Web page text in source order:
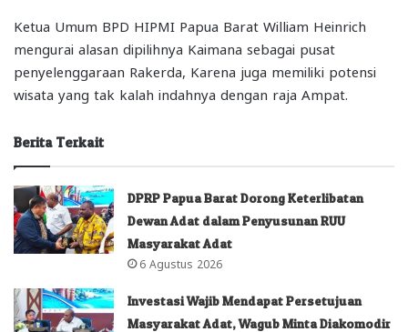
Ketua Umum BPD HIPMI Papua Barat William Heinrich
mengurai alasan dipilihnya Kaimana sebagai pusat
penyelenggaraan Rakerda, Karena juga memiliki potensi
wisata yang tak kalah indahnya dengan raja Ampat.
Berita Terkait
DPRP Papua Barat Dorong Keterlibatan
Dewan Adat dalam Penyusunan RUU
Masyarakat Adat
6 Agustus 2026
Investasi Wajib Mendapat Persetujuan
Masyarakat Adat, Wagub Minta Diakomodir